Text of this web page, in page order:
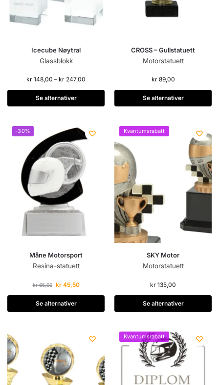
Icecube Nøytral
Glassblokk
kr 148,00 – kr 247,00
Se alternativer
CROSS – Gullstatuett
Motorstatuett
kr89,00
Se alternativer
-30%
Måne Motorsport
Resina-statuett
kr65,00 kr45,50
Se alternativer
Kvantumsrabatt
SKY Motor
Motorstatuett
kr 135,00
Se alternativer
Kvantumsrabatt